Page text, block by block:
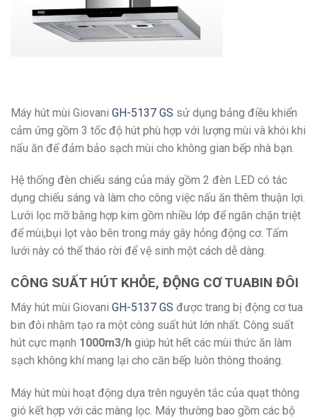
Máy hút mùi Giovani GH-5137 GS sử dụng bảng điều khiển
cảm ứng gồm 3 tốc độ hút phù hợp với lượng mùi và khói khi
nấu ăn để đảm bảo sạch mùi cho không gian bếp nhà bạn.
Hệ thống đèn chiếu sáng của máy gồm 2 đèn LED có tác
dụng chiếu sáng và làm cho công việc nấu ăn thêm thuận lợi.
Lưới lọc mỡ bằng hợp kim gồm nhiều lớp để ngăn chặn triệt
để mùi,bụi lọt vào bên trong máy gây hỏng động cơ. Tấm
lưới này có thể tháo rời để vệ sinh một cách dễ dàng.
CÔNG SUẤT HÚT KHỎE, ĐỘNG CƠ TUABIN ĐÔI
Máy hút mùi Giovani GH-5137 GS được trang bị động cơ tua
bin đôi nhằm tạo ra một công suất hút lớn nhất. Công suất
hút cực mạnh 1000m3/h giúp hút hết các mùi thức ăn làm
sạch không khí mang lại cho căn bếp luôn thông thoáng.
Máy hút mùi hoạt động dựa trên nguyên tắc của quạt thông
gió kết hợp với các màng lọc. Máy thường bao gồm các bộ